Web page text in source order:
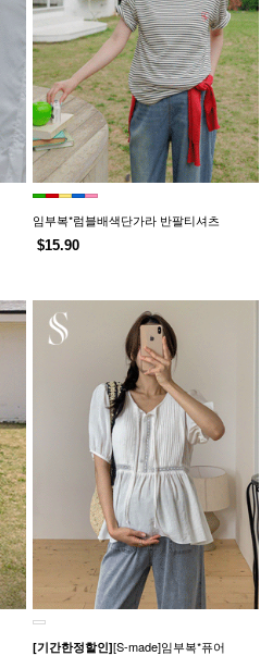
임부복*럼블배색단가라 반팔티셔츠
$15.90
[기간한정할인][S-made]임부복*퓨어